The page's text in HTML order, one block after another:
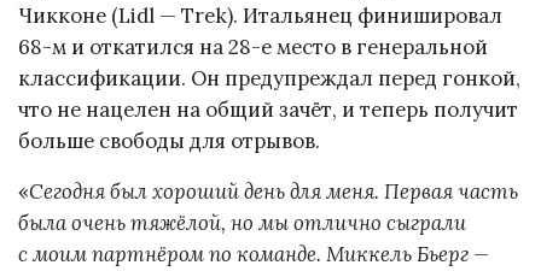
Чикконе (Lidl — Trek). Итальянец финишировал
68-м и откатился на 28-е место в генеральной
классификации. Он предупреждал перед гонкой,
что не нацелен на общий зачёт, и теперь получит
больше свободы для отрывов.
«Сегодня был хороший день для меня. Первая часть
была очень тяжёлой, но мы отлично сыграли
с моим партнёром по команде. Миккель Бьерг —